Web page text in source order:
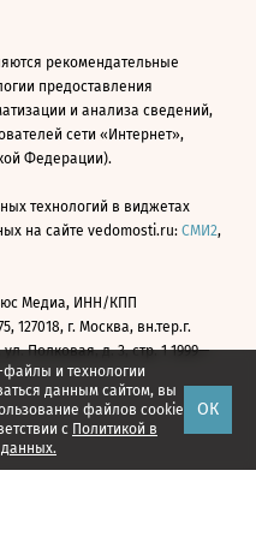
и технологии
данным сайтом, вы
файлов cookie
с Политикой в
ОК
рекомендательные
предоставления
и анализа сведений,
сети «Интернет»,
Федерации).
технологий в виджетах
на сайте vedomosti.ru: СМИ2,
Медиа, ИНН/КПП
127018, г. Москва, вн.тер.г.
Полковая, д. 3, стр. 1 1999—